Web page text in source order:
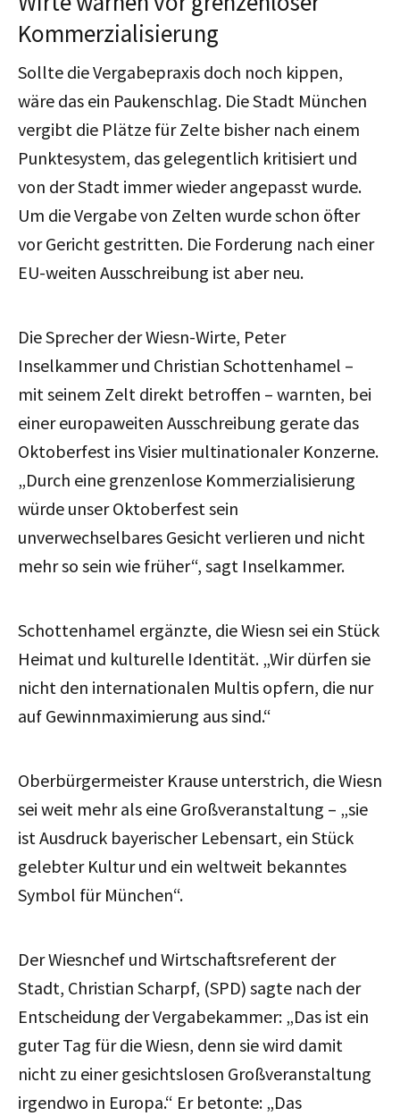
Kommerzialisierung
Sollte die Vergabepraxis doch noch kippen,
wäre das ein Paukenschlag. Die Stadt München
vergibt die Plätze für Zelte bisher nach einem
Punktesystem, das gelegentlich kritisiert und
von der Stadt immer wieder angepasst wurde.
Um die Vergabe von Zelten wurde schon öfter
vor Gericht gestritten. Die Forderung nach einer
EU-weiten Ausschreibung ist aber neu.
Die Sprecher der Wiesn-Wirte, Peter
Inselkammer und Christian Schottenhamel –
mit seinem Zelt direkt betroffen – warnten, bei
einer europaweiten Ausschreibung gerate das
Oktoberfest ins Visier multinationaler Konzerne.
„Durch eine grenzenlose Kommerzialisierung
würde unser Oktoberfest sein
unverwechselbares Gesicht verlieren und nicht
mehr so sein wie früher“, sagt Inselkammer.
Schottenhamel ergänzte, die Wiesn sei ein Stück
Heimat und kulturelle Identität. „Wir dürfen sie
nicht den internationalen Multis opfern, die nur
auf Gewinnmaximierung aus sind.“
Oberbürgermeister Krause unterstrich, die Wiesn
sei weit mehr als eine Großveranstaltung – „sie
ist Ausdruck bayerischer Lebensart, ein Stück
gelebter Kultur und ein weltweit bekanntes
Symbol für München“.
Der Wiesnchef und Wirtschaftsreferent der
Stadt, Christian Scharpf, (SPD) sagte nach der
Entscheidung der Vergabekammer: „Das ist ein
guter Tag für die Wiesn, denn sie wird damit
nicht zu einer gesichtslosen Großveranstaltung
irgendwo in Europa.“ Er betonte: „Das